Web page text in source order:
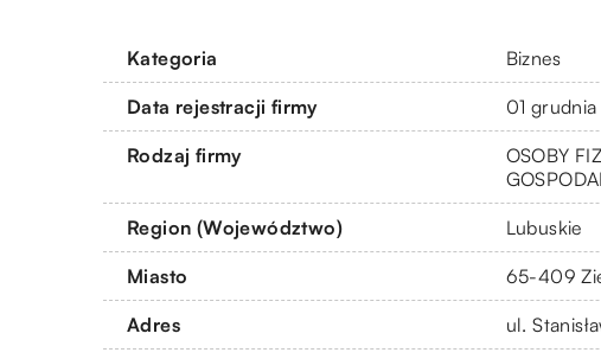
Kategoria Biznes
Data rejestracji firmy 01
Rodzaj firmy
OSOBY
Region (Województwo) Lubuskie
Miasto 65-409
Adres ul.